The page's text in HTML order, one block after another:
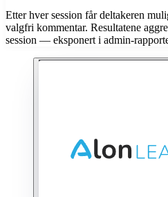
Etter hver session får deltakeren
valgfri kommentar. Resultatene
session — eksponert i admin-